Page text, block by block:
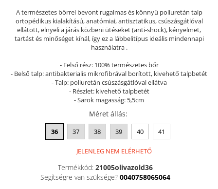
A természetes bőrrel bevont rugalmas és könnyű poliuretán talp
ortopédikus kialakítású, anatómiai, antisztatikus, csúszásgátlóval
ellátott, elnyeli a járás közbeni ütéseket (anti-shock), kényelmet,
tartást és minőséget kínál, így ez a lábbelitípus ideális mindennapi
használatra .
- Felső rész: 100% természetes bőr
- Belső talp: antibakterialis mikrofibrával borított, kivehető talpbetét
- Talp: poliuretán csúszásgátlóval ellátva
- Részlet: kivehető talpbetét
- Sarok magasság: 5,5cm
Méret állás:
36 37 38 39 40 41
JELENLEG NEM ELÉRHETŐ
Termékkód: 21005olivazold36
Segítségre van szüksége? 0040758065064